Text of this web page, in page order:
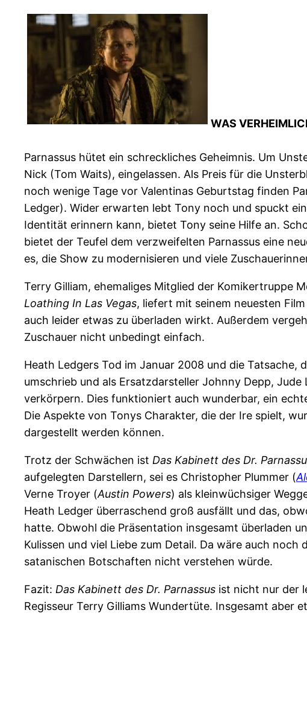
WAS
Parnassus hütet ein schreckliches Geheimnis. Um
Nick (Tom Waits), eingelassen. Als Preis für die
noch wenige Tage vor Valentinas Geburtstag finden
Ledger). Wider erwarten lebt Tony noch und spuckt
Identität erinnern kann, bietet Tony seine Hilfe an.
bietet der Teufel dem verzweifelten Parnassus eine
es, die Show zu modernisieren und viele
Terry Gilliam, ehemaliges Mitglied der Komikertruppe
Loathing In Las Vegas, liefert mit seinem neuesten Film
auch leider etwas zu überladen wirkt. Außerdem
Zuschauer nicht unbedingt einfach.
Heath Ledgers Tod im Januar 2008 und die
umschrieb und als Ersatzdarsteller Johnny Depp,
verkörpern. Dies funktioniert auch wunderbar, ein
Die Aspekte von Tonys Charakter, die der Ire spielt,
dargestellt werden können.
Trotz der Schwächen ist Das Kabinett des Dr.
aufgelegten Darstellern, sei es Christopher Plummer (
Verne Troyer (Austin Powers) als kleinwüchsiger
Heath Ledger überraschend groß ausfällt und das,
hatte. Obwohl die Präsentation insgesamt überladen
Kulissen und viel Liebe zum Detail. Da wäre auch
satanischen Botschaften nicht verstehen würde.
Fazit: Das Kabinett des Dr. Parnassus ist nicht nur der
Regisseur Terry Gilliams Wundertüte. Insgesamt aber